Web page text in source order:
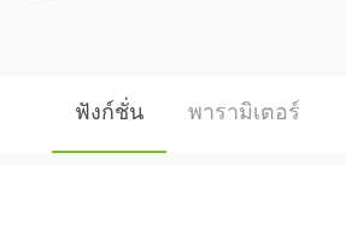
ฟังก์ชั่น พารามิเตอร์